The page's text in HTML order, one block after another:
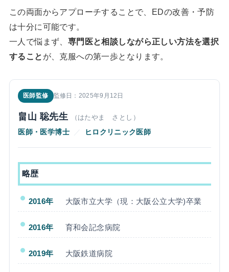
この両面からアプローチすることで、EDの改善・予防
は十分に可能です。
一人で悩まず、 専門医と相談しながら正しい方法を選択
すること が、克服への第一歩となります。
医師監修 監修日：2025年9月12日
畠山 聡先生 （はたやま さとし）
医師・医学博士 ／ ヒロクリニック医師
略歴
2016年 大阪市立大学（現：大阪公立大学)卒業
2016年 育和会記念病院
2019年 大阪鉄道病院